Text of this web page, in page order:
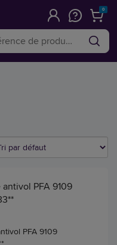
0
antivol PFA 9109
PFA 9109